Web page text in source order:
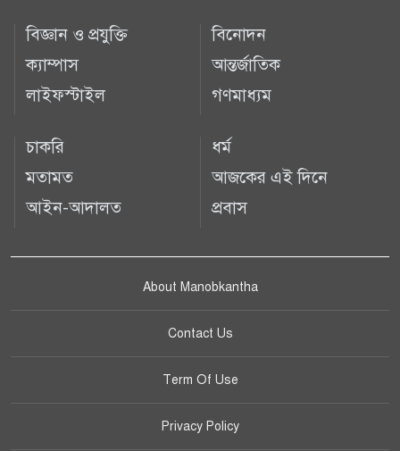
বিজ্ঞান ও প্রযুক্তি
ক্যাম্পাস
লাইফস্টাইল
বিনোদন
আন্তর্জাতিক
গণমাধ্যম
চাকরি
মতামত
আইন-আদালত
ধর্ম
আজকের এই দিনে
প্রবাস
About Manobkantha
Contact Us
Term Of Use
Privacy Policy